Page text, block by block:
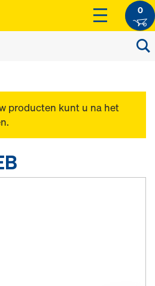
0
producten kunt u na het